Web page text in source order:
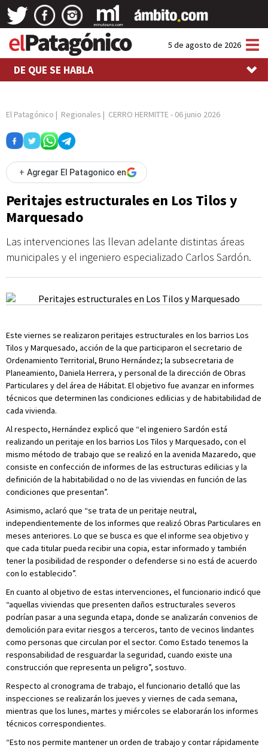
5 de agosto de 2026
DE QUE SE HABLA
El Patagónico | Regionales | CERRO HERMITTE- 06 junio 2026
+ Agregar El Patagonico en
Peritajes estructurales en Los Tilos y
Marquesado
Las intervenciones las llevan adelante distintas áreas
municipales y el ingeniero especializado Carlos Sardón.
Este viernes se realizaron peritajes estructurales en los barrios Los
Tilos y Marquesado, acción de la que participaron el secretario de
Ordenamiento Territorial, Bruno Hernández; la subsecretaria de
Planeamiento, Daniela Herrera, y personal de la dirección de Obras
Particulares y del área de Hábitat. El objetivo fue avanzar en informes
técnicos que determinen las condiciones edilicias y de habitabilidad de
cada vivienda.
Al respecto, Hernández explicó que “el ingeniero Sardón está
realizando un peritaje en los barrios Los Tilos y Marquesado, con el
mismo método de trabajo que se realizó en la avenida Mazaredo, que
consiste en confección de informes de las estructuras edilicias y la
definición de la habitabilidad o no de las viviendas en función de las
condiciones que presentan”.
Asimismo, aclaró que “se trata de un peritaje neutral,
independientemente de los informes que realizó Obras Particulares en
meses anteriores. Lo que se busca es que el informe sea objetivo y
que cada titular pueda recibir una copia, estar informado y también
tener la posibilidad de responder o defenderse si no está de acuerdo
con lo establecido”.
En cuanto al objetivo de estas intervenciones, el funcionario indicó que
“aquellas viviendas que presenten daños estructurales severos
podrían pasar a una segunda etapa, donde se analizarán convenios de
demolición para evitar riesgos a terceros, tanto de vecinos lindantes
como personas que circulan por el sector. Como Estado tenemos la
responsabilidad de resguardar la seguridad, cuando existe una
construcción que representa un peligro”, sostuvo.
Respecto al cronograma de trabajo, el funcionario detalló que las
inspecciones se realizarán los jueves y viernes de cada semana,
mientras que los lunes, martes y miércoles se elaborarán los informes
técnicos correspondientes.
“Esto nos permite mantener un orden de trabajo y contar rápidamente